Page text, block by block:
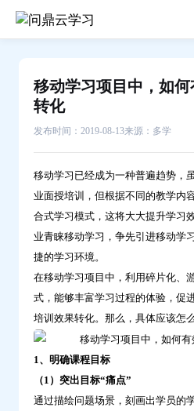
移动学习项目中，如
转化
发布时间：2019-08-13来源：多学
移动学习已经成为一种普遍趋势，
业面授培训，但根据不同的教学内
合式学习模式，这将大大提升学习
业青睐移动学习，争先引进移动学
捷的学习环境。
在移动学习项目中，利用碎片化、
式，能够丰富学习过程的体验，促
培训效果转化。那么，具体应该怎
1、明确课程目标
（1）突出目标“痛点”
通过描绘问题场景，刻画出学员的